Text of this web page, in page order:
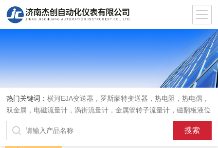
热门关键词：横河EJA变送器，罗斯蒙特变送器，热电阻，热电偶，
双金属，电磁流量计，涡街流量计，金属管转子流量计，磁翻板液位
计，超声波液位计